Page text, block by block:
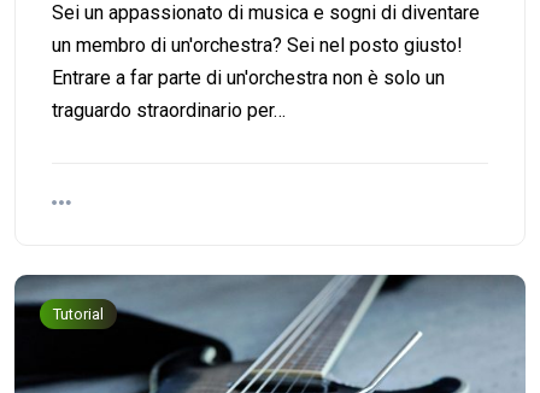
Sei un appassionato di musica e sogni di diventare
un membro di un'orchestra? Sei nel posto giusto!
Entrare a far parte di un'orchestra non è solo un
traguardo straordinario per…
Tutorial